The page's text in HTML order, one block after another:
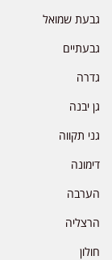
גבעת שמואל
גבעתיים
גדרה
גן יבנה
גני תקווה
דימונה
הערבה
הרצליה
חולון